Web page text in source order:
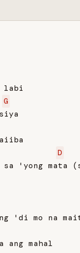
labi
G
D
'yong mata
'di mo na
ang mahal